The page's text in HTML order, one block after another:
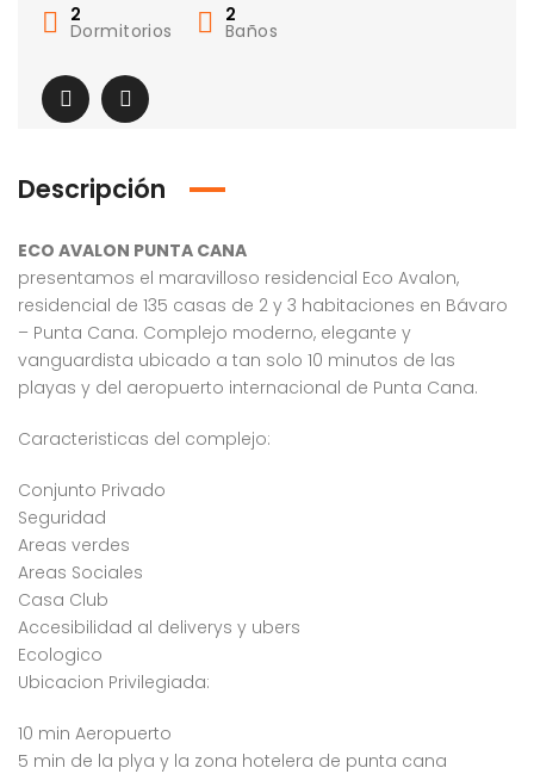
2
Dormitorios
2
Baños
Descripción
ECO AVALON PUNTA CANA
presentamos el maravilloso residencial Eco Avalon,
residencial de 135 casas de 2 y 3 habitaciones en Bávaro
– Punta Cana. Complejo moderno, elegante y
vanguardista ubicado a tan solo 10 minutos de las
playas y del aeropuerto internacional de Punta Cana.
Caracteristicas del complejo:
Conjunto Privado
Seguridad
Areas verdes
Areas Sociales
Casa Club
Accesibilidad al deliverys y ubers
Ecologico
Ubicacion Privilegiada:
10 min Aeropuerto
5 min de la plya y la zona hotelera de punta cana